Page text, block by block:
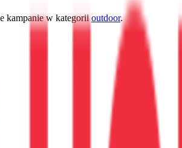
kampanie w kategoriioutdoor.